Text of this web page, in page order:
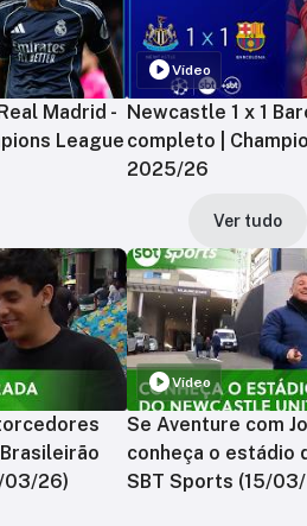
Madrid -
League
Vídeo
Newcastle 1 x 1
completo |
2025/26
Ver tudo
03/26)
Vídeo
Se Aventure com
conheça o estádio
SBT Sports (15/